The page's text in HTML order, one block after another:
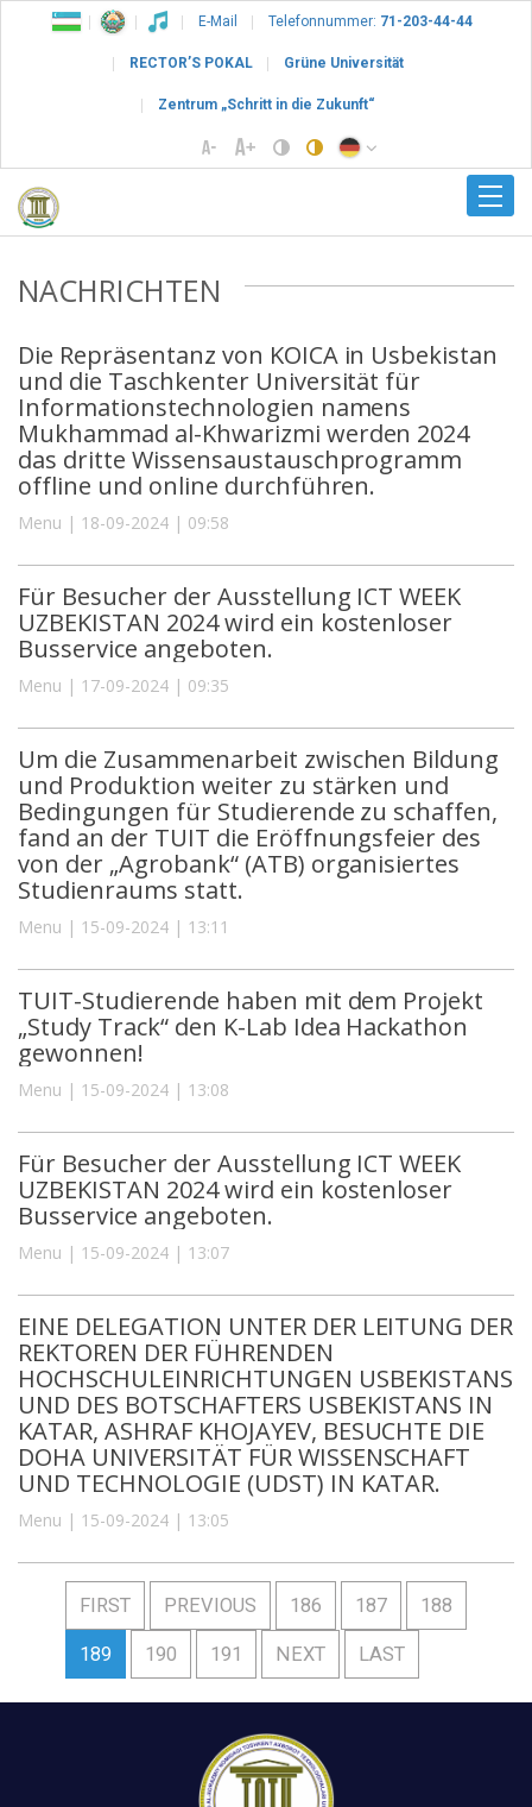
E-Mail Telefonnummer: 71-203-44-44
RECTOR’S POKAL Grüne Universität
Zentrum „Schritt in die Zukunft“
NACHRICHTEN
Die Repräsentanz von KOICA in Usbekistan
und die Taschkenter Universität für
Informationstechnologien namens
Mukhammad al-Khwarizmi werden 2024
das dritte Wissensaustauschprogramm
offline und online durchführen.
Menu | 18-09-2024 | 09:58
Für Besucher der Ausstellung ICT WEEK
UZBEKISTAN 2024 wird ein kostenloser
Busservice angeboten.
Menu | 17-09-2024 | 09:35
Um die Zusammenarbeit zwischen Bildung
und Produktion weiter zu stärken und
Bedingungen für Studierende zu schaffen,
fand an der TUIT die Eröffnungsfeier des
von der „Agrobank“ (ATB) organisiertes
Studienraums statt.
Menu | 15-09-2024 | 13:11
TUIT-Studierende haben mit dem Projekt
„Study Track“ den K-Lab Idea Hackathon
gewonnen!
Menu | 15-09-2024 | 13:08
Für Besucher der Ausstellung ICT WEEK
UZBEKISTAN 2024 wird ein kostenloser
Busservice angeboten.
Menu | 15-09-2024 | 13:07
EINE DELEGATION UNTER DER LEITUNG DER
REKTOREN DER FÜHRENDEN
HOCHSCHULEINRICHTUNGEN USBEKISTANS
UND DES BOTSCHAFTERS USBEKISTANS IN
KATAR, ASHRAF KHOJAYEV, BESUCHTE DIE
DOHA UNIVERSITÄT FÜR WISSENSCHAFT
UND TECHNOLOGIE (UDST) IN KATAR.
Menu | 15-09-2024 | 13:05
FIRST PREVIOUS 186 187 188
189 190 191 NEXT LAST